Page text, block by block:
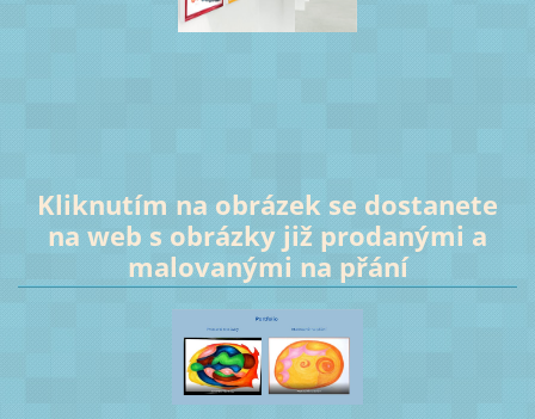
Kliknutím na obrázek se dostanete
na web s obrázky již prodanými a
malovanými na přání